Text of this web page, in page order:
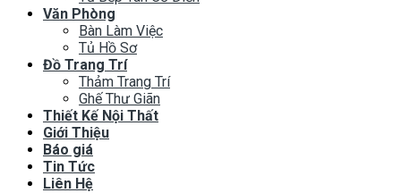
Văn Phòng
Bàn Làm Việc
Tủ Hồ Sơ
Đồ Trang Trí
Thảm Trang Trí
Ghế Thư Giãn
Thiết Kế Nội Thất
Giới Thiệu
Báo giá
Tin Tức
Liên Hệ